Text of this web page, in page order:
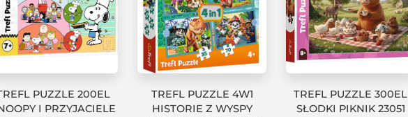
PUZZLE 200EL
I PRZYJACIELE
TREFL PUZZLE 4W1
HISTORIE Z WYSPY
TREFL PUZZLE 300EL
SŁODKI PIKNIK 23051